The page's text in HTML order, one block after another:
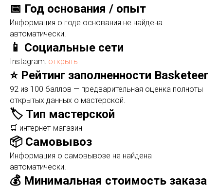
📅 Год основания / опыт
Информация о годе основания не найдена
автоматически.
📱 Социальные сети
Instagram: открыть
⭐ Рейтинг заполненности Basketeer
92 из 100 баллов — предварительная оценка полноты
открытых данных о мастерской.
🏷️ Тип мастерской
🛒 интернет-магазин
📦 Самовывоз
Информация о самовывозе не найдена
автоматически.
💰 Минимальная стоимость заказа